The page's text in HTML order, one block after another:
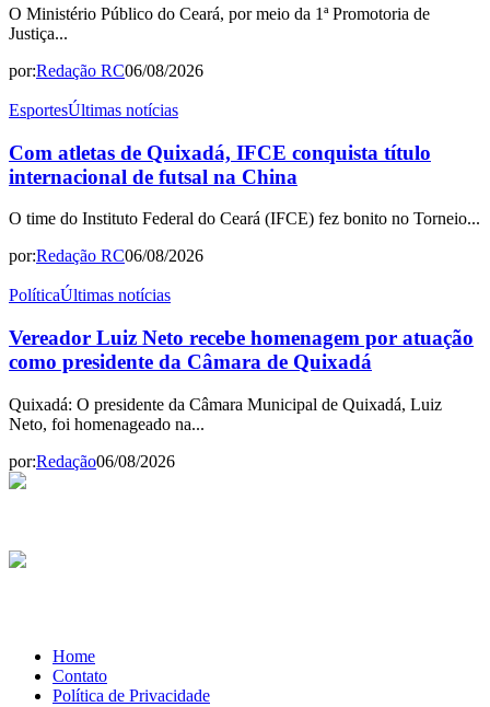
O Ministério Público do Ceará, por meio da 1ª Promotoria de
Justiça...
por:Redação RC06/08/2026
EsportesÚltimas notícias
Com atletas de Quixadá, IFCE conquista título
internacional de futsal na China
O time do Instituto Federal do Ceará (IFCE) fez bonito no Torneio...
por:Redação RC06/08/2026
PolíticaÚltimas notícias
Vereador Luiz Neto recebe homenagem por atuação
como presidente da Câmara de Quixadá
Quixadá: O presidente da Câmara Municipal de Quixadá, Luiz
Neto, foi homenageado na...
por:Redação06/08/2026
Home
Contato
Política de Privacidade